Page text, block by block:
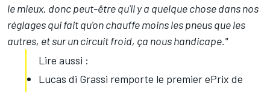
le mieux, donc peut-être qu'il y a quelque chose dans nos
réglages qui fait qu'on chauffe moins les pneus que les
autres, et sur un circuit froid, ça nous handicape."
Lire aussi :
Lucas di Grassi remporte le premier ePrix de